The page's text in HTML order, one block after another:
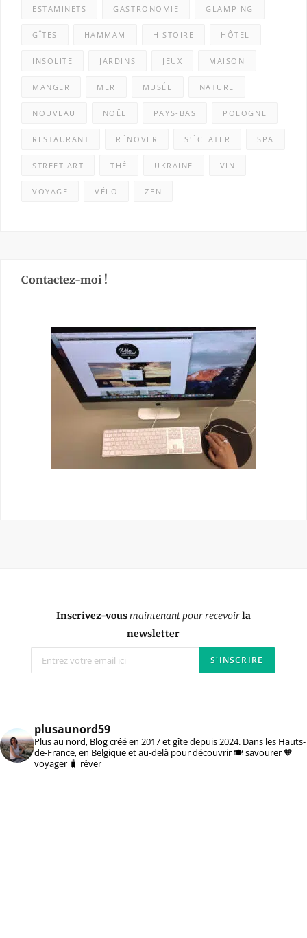
ESTAMINETS GASTRONOMIE GLAMPING
GÎTES HAMMAM HISTOIRE HÔTEL
INSOLITE JARDINS JEUX MAISON
MANGER MER MUSÉE NATURE
NOUVEAU NOËL PAYS-BAS POLOGNE
RESTAURANT RÉNOVER S'ÉCLATER SPA
STREET ART THÉ UKRAINE VIN
VOYAGE VÉLO ZEN
Contactez-moi !
Inscrivez-vousmaintenant pour recevoirla
newsletter
plusaunord59
Plus au nord, Blog créé en 2017 et gîte depuis 2024. Dans les Hauts-
de-France, en Belgique et au-delà pour découvrir 🍽️ savourer 🧡
voyager 🧳 rêver